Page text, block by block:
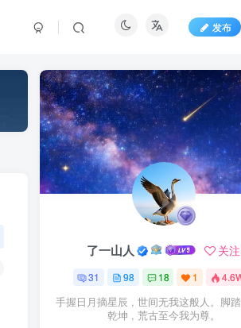
发布
了一山人 关注
31 98 18 1
手握日月摘星辰 , 世间无我这般人。脚
乾坤 , 荒古至今我为尊。